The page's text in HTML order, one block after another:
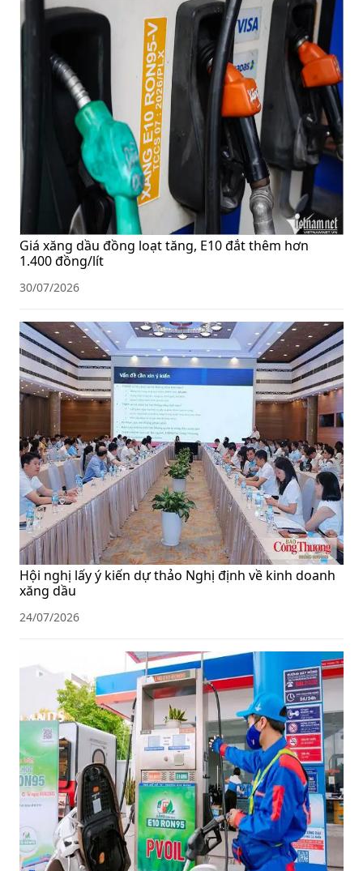
Giá xăng dầu đồng loạt tăng, E10 đắt thêm hơn
1.400 đồng/lít
30/07/2026
Hội nghị lấy ý kiến dự thảo Nghị định về kinh doanh
xăng dầu
24/07/2026